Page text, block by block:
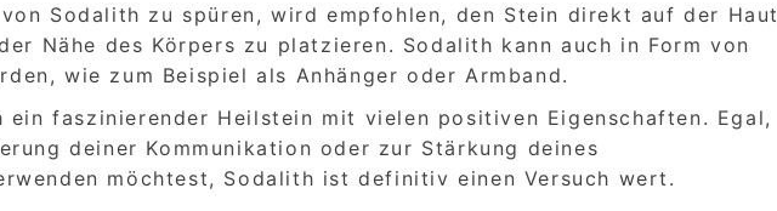
Sodalith zu spüren, wird empfohlen, den Stein direkt auf der Haut
Nähe des Körpers zu platzieren. Sodalith kann auch in Form von
wie zum Beispiel als Anhänger oder Armband.
ein faszinierender Heilstein mit vielen positiven Eigenschaften. Egal,
deiner Kommunikation oder zur Stärkung deines
möchtest, Sodalith ist definitiv einen Versuch wert.